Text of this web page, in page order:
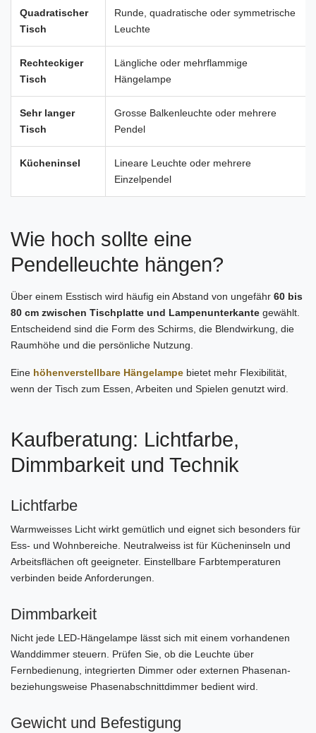
Quadratischer
Tisch
Runde, quadratische oder symmetrische
Leuchte
Rechteckiger
Tisch
Längliche oder mehrflammige
Hängelampe
Sehr langer
Tisch
Grosse Balkenleuchte oder mehrere
Pendel
Kücheninsel
Lineare Leuchte oder mehrere
Einzelpendel
Wie hoch sollte eine
Pendelleuchte hängen?
Über einem Esstisch wird häufig ein Abstand von ungefähr 60 bis
80 cm zwischen Tischplatte und Lampenunterkante gewählt.
Entscheidend sind die Form des Schirms, die Blendwirkung, die
Raumhöhe und die persönliche Nutzung.
Eine höhenverstellbare Hängelampe bietet mehr Flexibilität,
wenn der Tisch zum Essen, Arbeiten und Spielen genutzt wird.
Kaufberatung: Lichtfarbe,
Dimmbarkeit und Technik
Lichtfarbe
Warmweisses Licht wirkt gemütlich und eignet sich besonders für
Ess- und Wohnbereiche. Neutralweiss ist für Kücheninseln und
Arbeitsflächen oft geeigneter. Einstellbare Farbtemperaturen
verbinden beide Anforderungen.
Dimmbarkeit
Nicht jede LED-Hängelampe lässt sich mit einem vorhandenen
Wanddimmer steuern. Prüfen Sie, ob die Leuchte über
Fernbedienung, integrierten Dimmer oder externen Phasenan-
beziehungsweise Phasenabschnittdimmer bedient wird.
Gewicht und Befestigung